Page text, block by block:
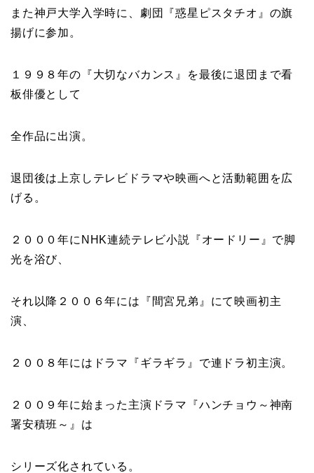
また神戸大学入学時に、劇団『惑星ピスタチオ 』の旗
揚げに参加。
１９９８年の『大切なバカンス 』を最後に退団まで看
板俳優として
全作品に出演。
退団後は上京しテレビドラマや映画へと活動範囲を広
げる。
２０００年にNHK連続テレビ小説『オードリー 』で脚
光を浴び、
それ以降２００６年には『 間宮兄弟 』にて映画初主
演、
２００８年にはドラマ『ギラギラ 』で連ドラ初主演。
２００９年に始まった主演ドラマ『ハンチョウ～神南
署安積班～ 』は
シリーズ化されている。